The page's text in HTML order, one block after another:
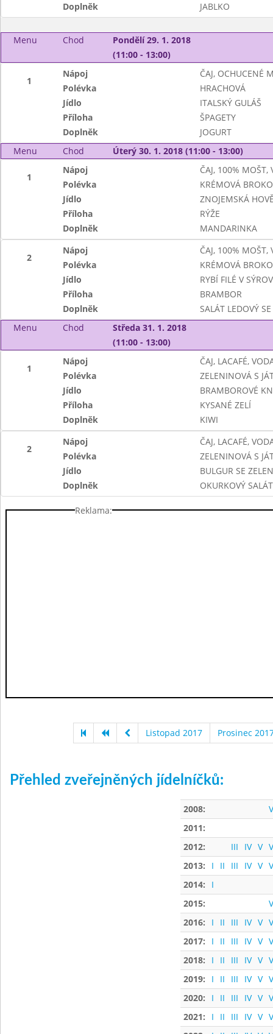
Doplněk
JABLKO
Menu Chod
Pondělí 29. 1. 2018
(11:00 - 13:00)
1
Nápoj
ČAJ, OCHUCENÉ
Polévka
HRACHOVÁ
Jídlo
ITALSKÝ GULÁŠ
Příloha
ŠPAGETY
Doplněk
JOGURT
Menu
Chod Úterý 30. 1. 2018 (11:00 - 13:00)
1
Nápoj
ČAJ, 100% MOŠT,
Polévka
KRÉMOVÁ
Jídlo
ZNOJEMSKÁ
Příloha
RÝŽE
Doplněk
MANDARINKA
2
Nápoj
ČAJ, 100% MOŠT,
Polévka
KRÉMOVÁ
Jídlo
RYBÍ FILÉ V
Příloha
BRAMBOR
Doplněk
SALÁT LEDOVÝ
Menu
Chod
Středa 31. 1. 2018
(11:00 - 13:00)
1
Nápoj
ČAJ, LACAFÉ,
Polévka
ZELENINOVÁ S
Jídlo
BRAMBOROVÉ
Příloha
KYSANÉ ZELÍ
Doplněk
KIWI
2
Nápoj
ČAJ, LACAFÉ,
Polévka
ZELENINOVÁ S
Jídlo
BULGUR SE
Doplněk
OKURKOVÝ SALÁT
Reklama:
Listopad 2017 Prosinec
Přehled zveřejněných jídelníčků:
2008:
2011:
2012:
III IV V
2013:
I II III IV V
2014:
I
2015:
2016:
I II III IV V
2017:
I II III IV V
2018:
I II III IV V
2019:
I II III IV V
2020:
I II III IV V
2021:
I II III IV V